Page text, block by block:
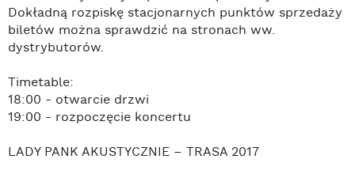
Dokładną rozpiskę stacjonarnych punktów sprzedaży
biletów można sprawdzić na stronach ww.
dystrybutorów.
Timetable:
18:00 - otwarcie drzwi
19:00 - rozpoczęcie koncertu
LADY PANK AKUSTYCZNIE – TRASA 2017